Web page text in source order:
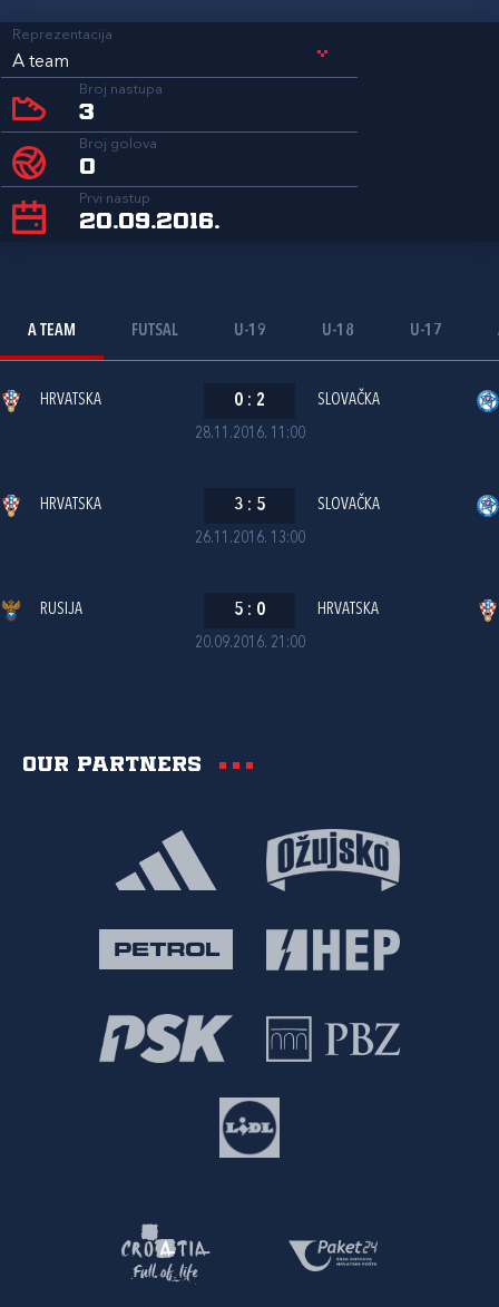
Reprezentacija
A team
Broj nastupa
3
Broj golova
0
Prvi nastup
20.09.2016.
A TEAM FUTSAL U-19 U-18 U-17
28.11.2016. 11:00
HRVATSKA 0 : 2 SLOVAČKA
26.11.2016. 13:00
HRVATSKA 3 : 5 SLOVAČKA
20.09.2016. 21:00
RUSIJA 5 : 0 HRVATSKA
Our partners